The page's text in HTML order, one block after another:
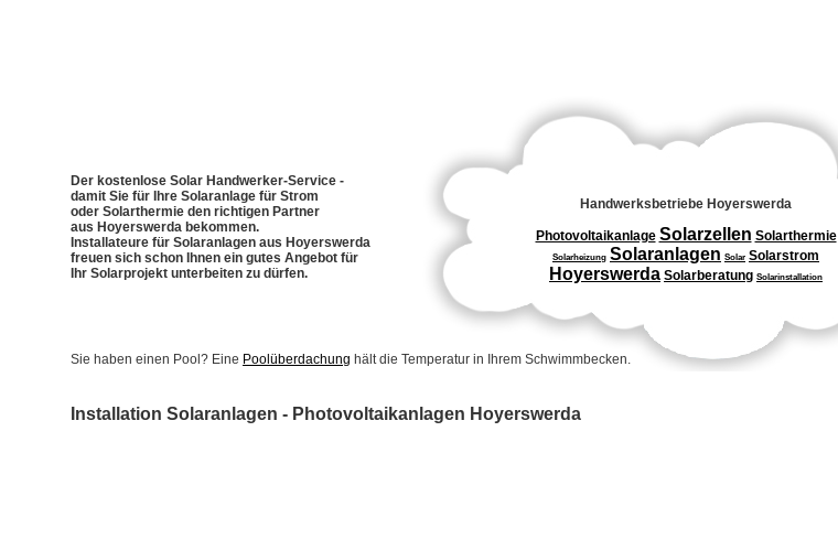
Der kostenlose Solar Handwerker-Service -
damit Sie für Ihre Solaranlage für Strom
oder Solarthermie den richtigen Partner
aus Hoyerswerda bekommen.
Installateure für Solaranlagen aus Hoyerswerda
freuen sich schon Ihnen ein gutes Angebot für
Ihr Solarprojekt unterbeiten zu dürfen.
Handwerksbetriebe Hoyerswerda
Photovoltaikanlage Solarzellen Solarthermie
Solarheizung Solaranlagen Solar Solarstrom
Hoyerswerda Solarberatung Solarinstallation
Sie haben einen Pool? Eine Poolüberdachung hält die Temperatur in Ihrem Schwimmbecken.
Installation Solaranlagen - Photovoltaikanlagen Hoyerswerda